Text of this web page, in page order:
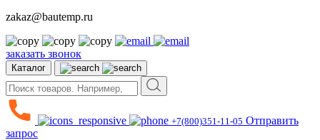
zakaz@bautemp.ru
заказать звонок
Каталог
+7(800)351-11-05 Отправить
запрос